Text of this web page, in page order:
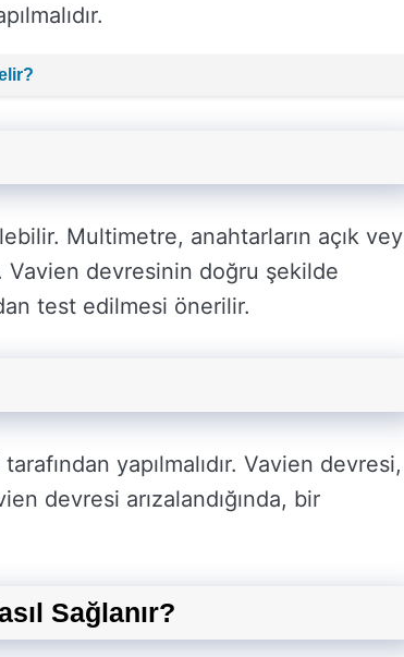
Multimetre, anahtarların açık
devresinin doğru şekilde
test edilmesi önerilir.
yapılmalıdır. Vavien devresi,
devresi arızalandığında, bir
Sağlanır?